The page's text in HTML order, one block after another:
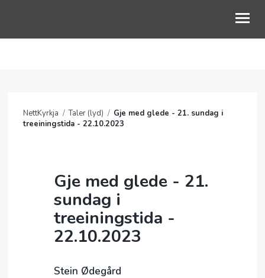
BLI MED
KALENDER
NETTKYRKJA
NettKyrkja / Taler (lyd) / Gje med glede - 21. sundag i
treeiningstida - 22.10.2023
Gje med glede - 21.
sundag i
treeiningstida -
22.10.2023
Stein Ødegård